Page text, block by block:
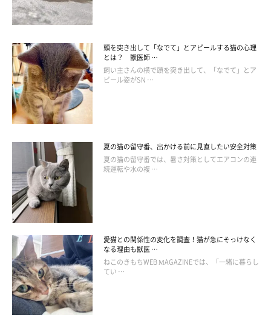
ねこのきもち投稿写真ギャラリー
ょうか？
獣医師：
「運動や狩りが得意であるなど、俊敏性のある猫はけりけりが得
頭を突き出して「なでて」とアピールする猫の心理
とは？ 獣医師 …
飼い主さんの横で頭を突き出して、「なでて」とア
ピール姿がSN …
夏の猫の留守番、出かける前に見直したい安全対策
夏の猫の留守番では、暑さ対策としてエアコンの連
続運転や水の複 …
愛猫との関係性の変化を調査！猫が急にそっけなく
なる理由も獣医 …
ねこのきもちWEB MAGAZINEでは、「一緒に暮らし
てい …